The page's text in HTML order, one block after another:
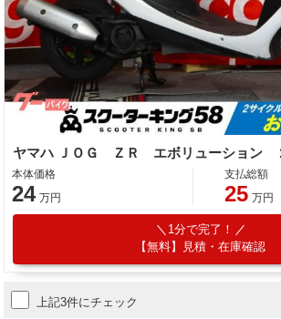
本体価格
24 万円
支払総額
25 万円
1分で完了！
【無料】見積・在庫確認
上記3件にチェック